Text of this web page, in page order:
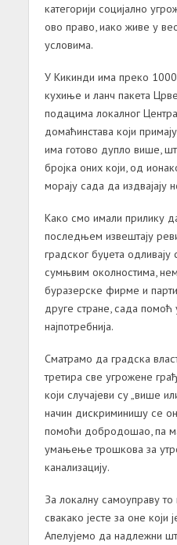
категорији социјално
ово право, иако живе у
условима.
У Кикинди има преко
кухиње и ланч пакета
подацима локалног
домаћинстава који
има готово дупло више,
бројка оних који, од
морају сада да издвајају
Како смо имали прилику
последњем извештају
градског буџета
сумњвим околностима,
буразерске фирме и
друге стране, сада помоћ
најпотребнија.
Сматрамо да градска
третира све угрожене
који случајеви су „више
начин дискриминишу се
помоћи добродошао, па
умањење трошкова за
канализацију.
За локалну самоуправу то
свакако јесте за оне
Апелујемо да надлежни